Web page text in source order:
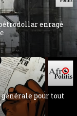
la carte de la
: la fin de la «